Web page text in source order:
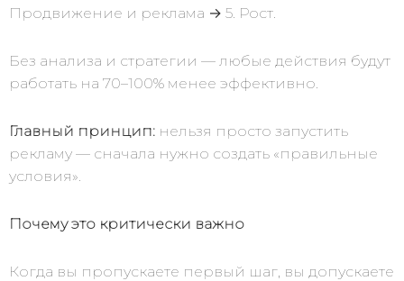
Продвижение и реклама → 5. Рост.
Без анализа и стратегии — любые действия будут
работать на 70–100% менее эффективно.
Главный принцип: нельзя просто запустить
рекламу — сначала нужно создать «правильные
условия».
Почему это критически важно
Когда вы пропускаете первый шаг, вы допускаете